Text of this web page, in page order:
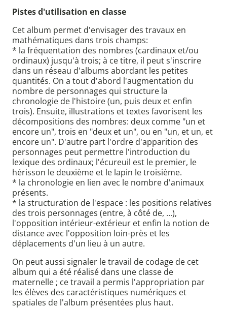
Pistes d'utilisation en classe
Cet album permet d'envisager des travaux en
mathématiques dans trois champs:
* la fréquentation des nombres (cardinaux et/ou
ordinaux) jusqu'à trois; à ce titre, il peut s'inscrire
dans un réseau d'albums abordant les petites
quantités. On a tout d'abord l'augmentation du
nombre de personnages qui structure la
chronologie de l'histoire (un, puis deux et enfin
trois). Ensuite, illustrations et textes favorisent les
décompositions des nombres: deux comme "un et
encore un", trois en "deux et un", ou en "un, et un, et
encore un". D'autre part l'ordre d'apparition des
personnages peut permettre l'introduction du
lexique des ordinaux; l'écureuil est le premier, le
hérisson le deuxième et le lapin le troisième.
* la chronologie en lien avec le nombre d'animaux
présents.
* la structuration de l'espace : les positions relatives
des trois personnages (entre, à côté de, ...),
l'opposition intérieur-extérieur et enfin la notion de
distance avec l'opposition loin-près et les
déplacements d'un lieu à un autre.
On peut aussi signaler le travail de codage de cet
album qui a été réalisé dans une classe de
maternelle ; ce travail a permis l'appropriation par
les élèves des caractéristiques numériques et
spatiales de l'album présentées plus haut.